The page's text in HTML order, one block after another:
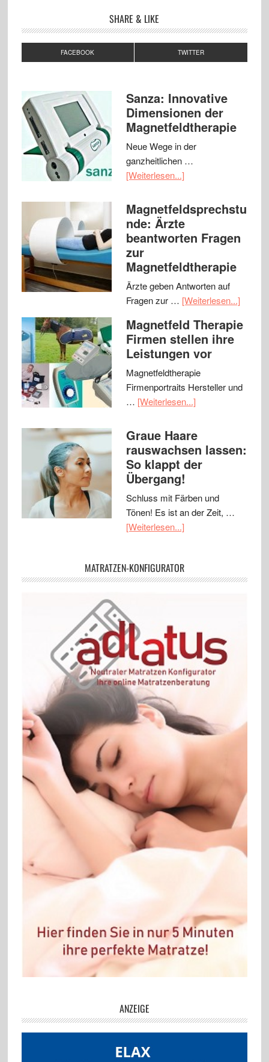
SHARE & LIKE
FACEBOOK TWITTER
Sanza: Innovative
Dimensionen der
Magnetfeldtherapie
Neue Wege in der
ganzheitlichen …
[Weiterlesen...]
Magnetfeldsprechstu
nde: Ärzte
beantworten Fragen
zur
Magnetfeldtherapie
Ärzte geben Antworten auf
Fragen zur … [Weiterlesen...]
Magnetfeld Therapie
Firmen stellen ihre
Leistungen vor
Magnetfeldtherapie
Firmenportraits Hersteller und
… [Weiterlesen...]
Graue Haare
rauswachsen lassen:
So klappt der
Übergang!
Schluss mit Färben und
Tönen! Es ist an der Zeit, …
[Weiterlesen...]
MATRATZEN-KONFIGURATOR
ANZEIGE